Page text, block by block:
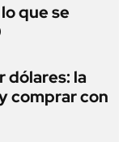
que se
dólares: la
comprar con